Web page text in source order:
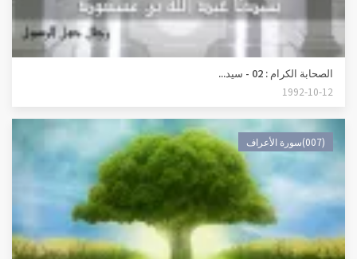
الصحابة الكرام : 02 - سيد...
1992-10-12
(007)سورة الأعراف